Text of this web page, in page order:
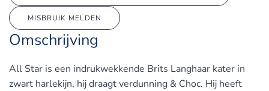
MISBRUIK MELDEN
Omschrijving
All Star is een indrukwekkende Brits Langhaar kater in
zwart harlekijn, hij draagt verdunning & Choc. Hij heeft